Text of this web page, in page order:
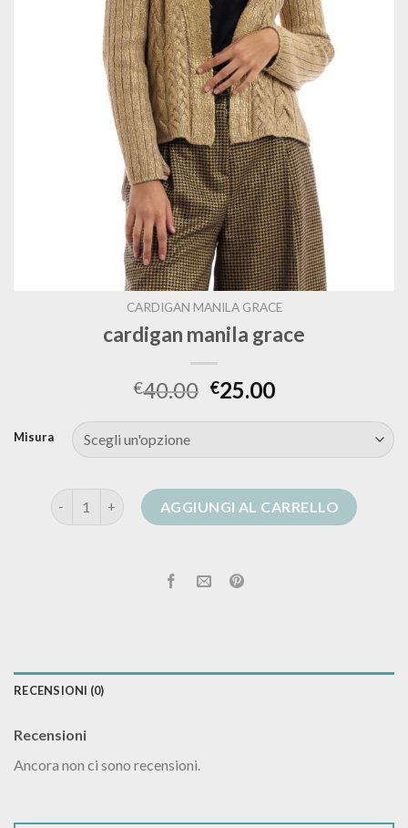
CARDIGAN MANILA GRACE
cardigan manila grace
€40.00 €25.00
Misura
cardigan manila grace quantitàAGGIUNGI AL CARRELLO
RECENSIONI (0)
Recensioni
Ancora non ci sono recensioni.